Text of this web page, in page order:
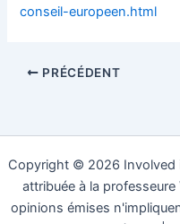
conseil-europeen.html
PRÉCÉDENT
Copyright © 2026 Involved
attribuée à la
opinions émises